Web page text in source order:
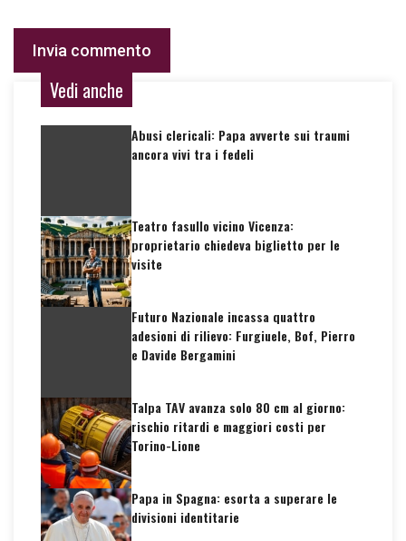
Vedi anche
Abusi clericali: Papa avverte sui traumi
ancora vivi tra i fedeli
Teatro fasullo vicino Vicenza:
proprietario chiedeva biglietto per le
visite
Futuro Nazionale incassa quattro
adesioni di rilievo: Furgiuele, Bof, Pierro
e Davide Bergamini
Talpa TAV avanza solo 80 cm al giorno:
rischio ritardi e maggiori costi per
Torino-Lione
Papa in Spagna: esorta a superare le
divisioni identitarie